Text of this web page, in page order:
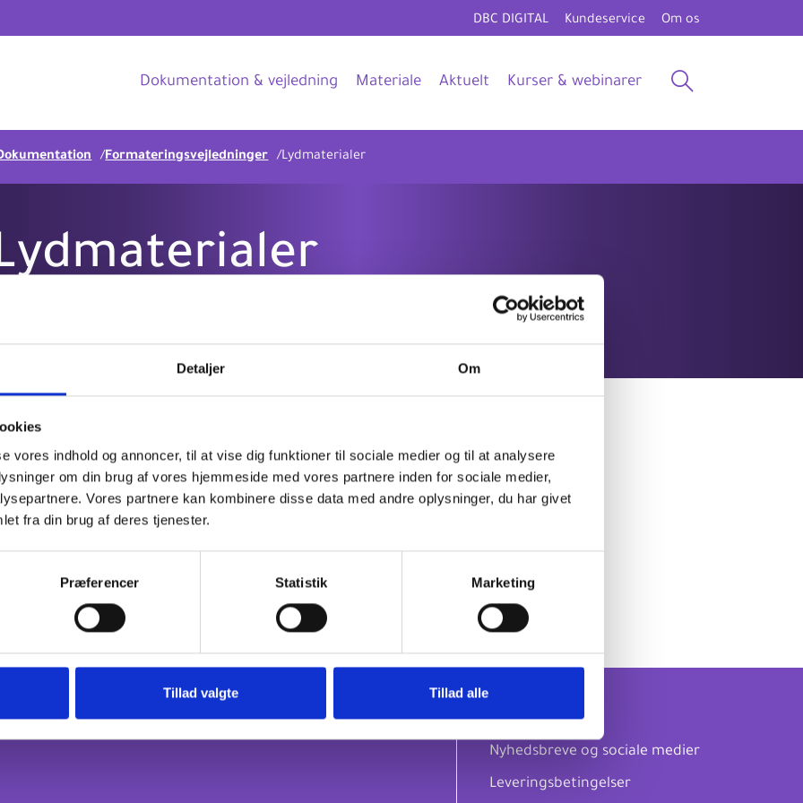
Detaljer Om
vores indhold og annoncer, til at vise dig funktioner til sociale medier og til at analysere
om din brug af vores hjemmeside med vores partnere inden for sociale medier,
Vores partnere kan kombinere disse data med andre oplysninger, du har givet
fra din brug af deres tjenester.
Præferencer Statistik Marketing
Tillad valgte Tillad alle
DBC DIGITAL Kundeservice Om os
Dokumentation & vejledning Materiale Aktuelt Kurser & webinarer
Formateringsvejledninger Lydmaterialer
Hent vejledning i PDF-format.
Om os
Nyhedsbreve og sociale medier
Leveringsbetingelser